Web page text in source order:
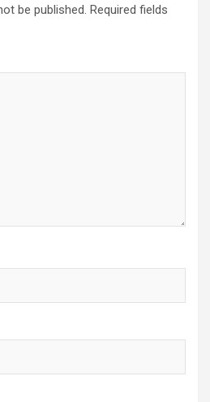
be published. Required fields